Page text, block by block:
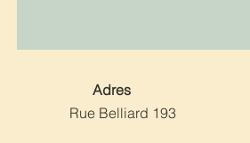
Rue Belliard 193
Adres